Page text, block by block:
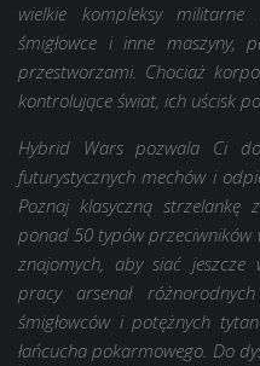
wielkie kompleksy militarne
śmigłowce i inne maszyny,
przestworzami. Chociaż
kontrolujące świat, ich uścisk
Hybrid Wars pozwala Ci
futurystycznych mechów i
Poznaj klasyczną
ponad 50 typów przeciwników
znajomych, aby siać jeszcze
pracy arsenał
śmigłowców i potężnych
łańcucha pokarmowego. Do